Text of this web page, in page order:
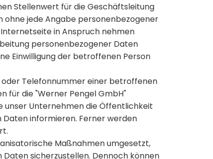
Stellenwert für die Geschäftsleitung
ohne jede Angabe personenbezogener
in Anspruch nehmen
personenbezogener Daten
Einwilligung der betroffenen Person
oder Telefonnummer einer betroffenen
für die "Werner Pengel GmbH"
Unternehmen die Öffentlichkeit
informieren. Ferner werden
Maßnahmen umgesetzt,
sicherzustellen. Dennoch können